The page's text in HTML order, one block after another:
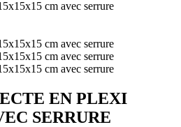
EN PLEXI
SERRURE